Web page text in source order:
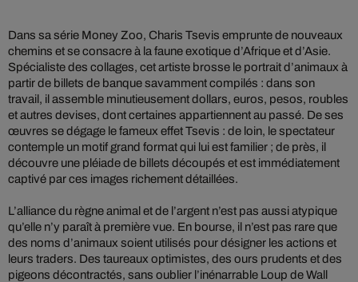
Dans sa série Money Zoo, Charis Tsevis emprunte de nouveaux
chemins et se consacre à la faune exotique d’Afrique et d’Asie.
Spécialiste des collages, cet artiste brosse le portrait d’animaux à
partir de billets de banque savamment compilés : dans son
travail, il assemble minutieusement dollars, euros, pesos, roubles
et autres devises, dont certaines appartiennent au passé. De ses
œuvres se dégage le fameux effet Tsevis : de loin, le spectateur
contemple un motif grand format qui lui est familier ; de près, il
découvre une pléiade de billets découpés et est immédiatement
captivé par ces images richement détaillées.
L’alliance du règne animal et de l’argent n’est pas aussi atypique
qu’elle n’y paraît à première vue. En bourse, il n’est pas rare que
des noms d’animaux soient utilisés pour désigner les actions et
leurs traders. Des taureaux optimistes, des ours prudents et des
pigeons décontractés, sans oublier l’inénarrable Loup de Wall